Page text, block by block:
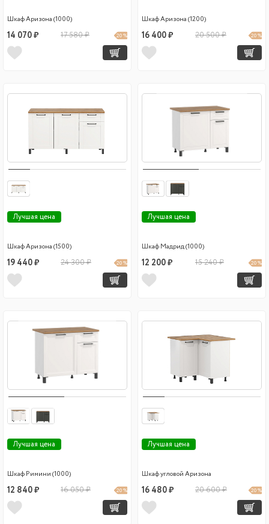
Шкаф Аризона (1000)
14 070 ₽ 17 580 ₽ 20 %
Шкаф Аризона (1200)
16 400 ₽ 20 500 ₽ 20 %
Лучшая цена
Шкаф Аризона (1500)
19 440 ₽ 24 300 ₽ 20 %
Лучшая цена
Шкаф Мадрид (1000)
12 200 ₽ 15 240 ₽ 20 %
Лучшая цена
Шкаф Римини (1000)
12 840 ₽ 16 050 ₽ 20 %
Лучшая цена
Шкаф угловой Аризона
16 480 ₽ 20 600 ₽ 20 %